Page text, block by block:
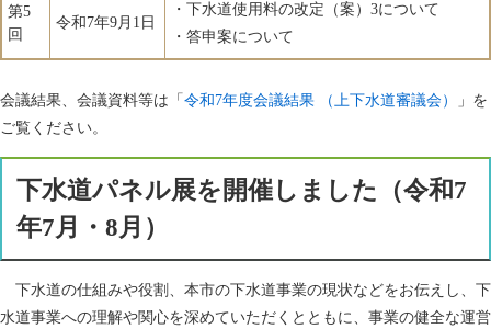
第5
回
令和7年9月1日
・下水道使用料の改定（案）3について
・答申案について
会議結果、会議資料等は「 令和7年度会議結果 （上下水道審議会）
」を
ご覧ください。
下水道パネル展を開催しました（令和7
年7月・8月）
下水道の仕組みや役割、本市の下水道事業の現状などをお伝えし、下
水道事業への理解や関心を深めていただくとともに、事業の健全な運営